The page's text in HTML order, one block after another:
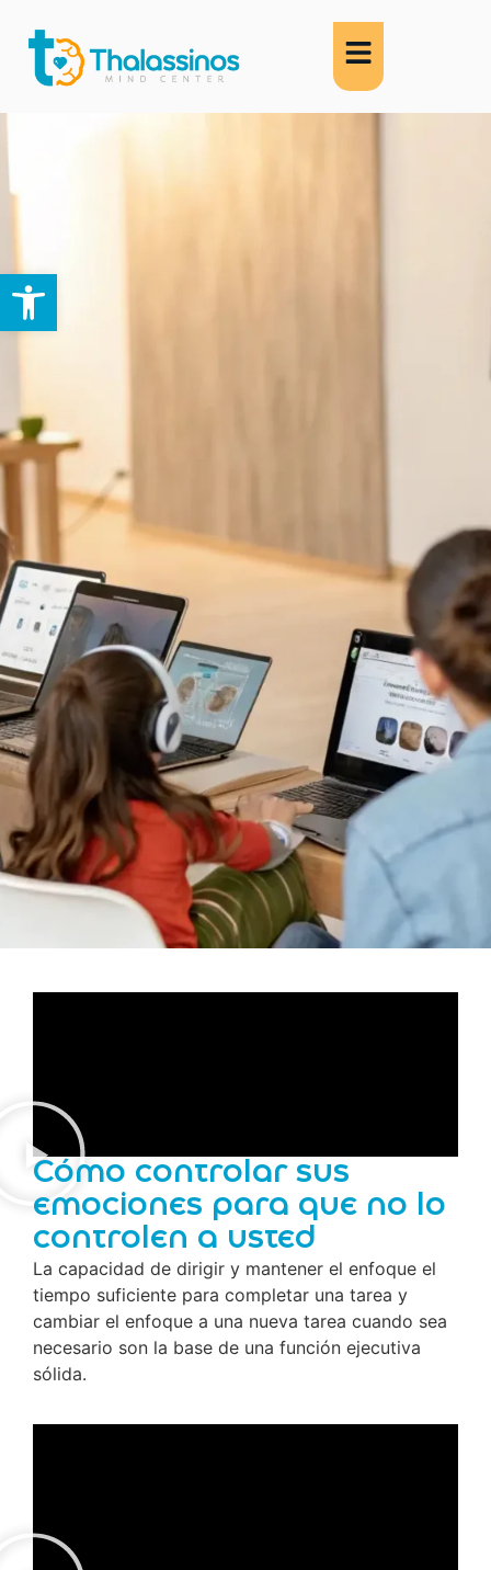
Cómo controlar sus
emociones para que no lo
controlen a usted
La capacidad de dirigir y mantener el enfoque el
tiempo suficiente para completar una tarea y
cambiar el enfoque a una nueva tarea cuando sea
necesario son la base de una función ejecutiva
sólida.
Abrir barra de herramientas